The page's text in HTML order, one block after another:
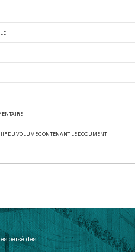
DU VOLUME CONTENANT LE DOCUMENT
perséides